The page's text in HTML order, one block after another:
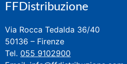
FFDistribuzione
Via Rocca Tedalda 36/40
50136 – Firenze
Tel. 055 9102900